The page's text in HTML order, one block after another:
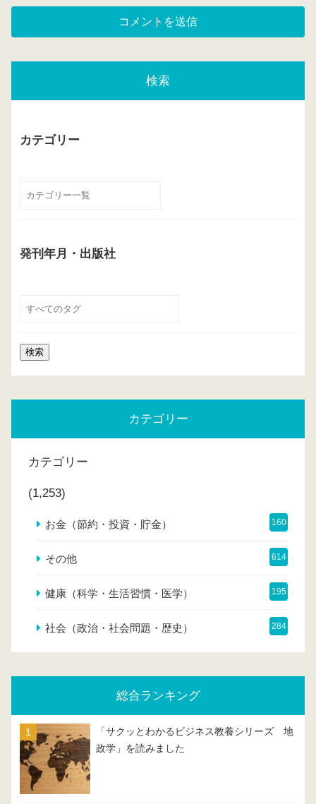
検索
カテゴリー
発刊年月・出版社
カテゴリー
カテゴリー
(1,253)
お金（節約・投資・貯金） 160
その他 614
健康（科学・生活習慣・医学） 195
社会（政治・社会問題・歴史） 284
総合ランキング
「サクッとわかるビジネス教養シリーズ 地
政学」を読みました